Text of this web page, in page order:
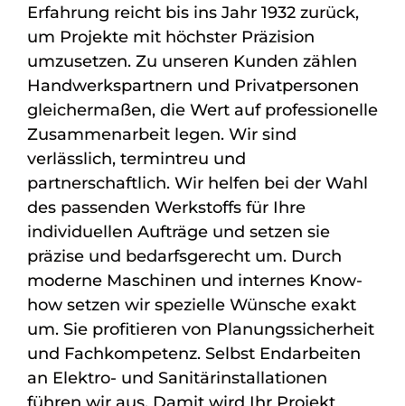
Erfahrung reicht bis ins Jahr 1932 zurück,
um Projekte mit höchster Präzision
umzusetzen. Zu unseren Kunden zählen
Handwerkspartnern und Privatpersonen
gleichermaßen, die Wert auf professionelle
Zusammenarbeit legen. Wir sind
verlässlich, termintreu und
partnerschaftlich. Wir helfen bei der Wahl
des passenden Werkstoffs für Ihre
individuellen Aufträge und setzen sie
präzise und bedarfsgerecht um. Durch
moderne Maschinen und internes Know-
how setzen wir spezielle Wünsche exakt
um. Sie profitieren von Planungssicherheit
und Fachkompetenz. Selbst Endarbeiten
an Elektro- und Sanitärinstallationen